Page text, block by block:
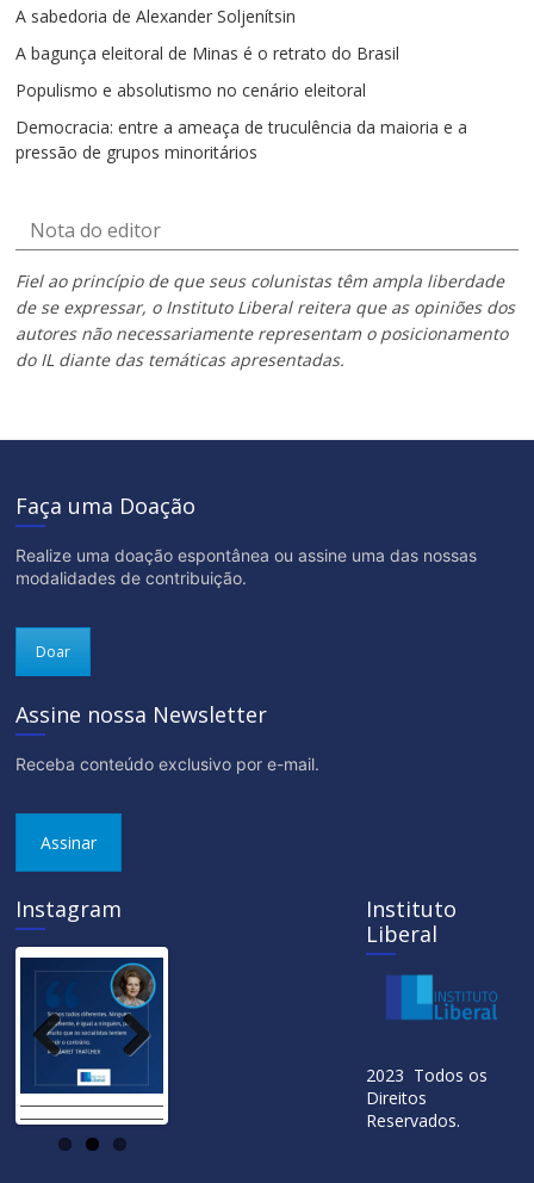
A sabedoria de Alexander Soljenítsin
A bagunça eleitoral de Minas é o retrato do Brasil
Populismo e absolutismo no cenário eleitoral
Democracia: entre a ameaça de truculência da maioria e a
pressão de grupos minoritários
Nota do editor
Fiel ao princípio de que seus colunistas têm ampla liberdade
de se expressar, o Instituto Liberal reitera que as opiniões dos
autores não necessariamente representam o posicionamento
do IL diante das temáticas apresentadas.
Faça uma Doação
Realize uma doação espontânea ou assine uma das nossas
modalidades de contribuição.
Doar
Assine nossa Newsletter
Receba conteúdo exclusivo por e-mail.
Assinar
Instagram
ous
Instituto
Liberal
2023 Todos os
Direitos
Reservados.